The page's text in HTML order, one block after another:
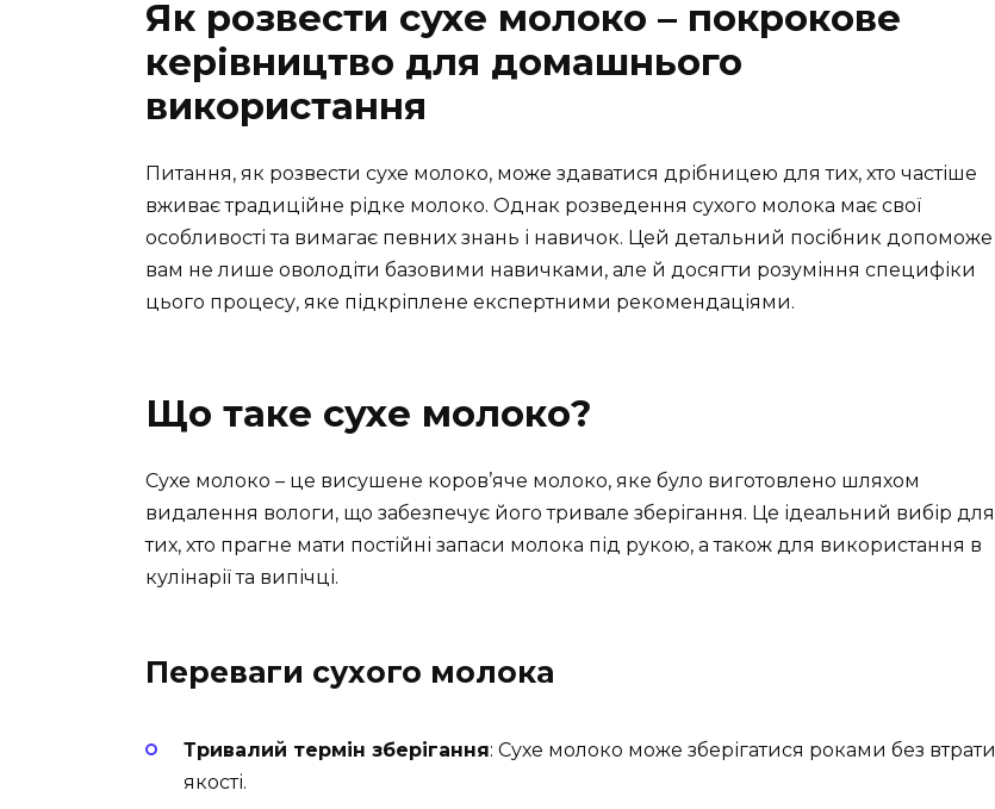
Як розвести сухе молоко – покрокове
керівництво для домашнього
використання
Питання, як розвести сухе молоко, може здаватися дрібницею для тих, хто частіше
вживає традиційне рідке молоко. Однак розведення сухого молока має свої
особливості та вимагає певних знань і навичок. Цей детальний посібник допоможе
вам не лише оволодіти базовими навичками, але й досягти розуміння специфіки
цього процесу, яке підкріплене експертними рекомендаціями.
Що таке сухе молоко?
Сухе молоко – це висушене коров’яче молоко, яке було виготовлено шляхом
видалення вологи, що забезпечує його тривале зберігання. Це ідеальний вибір для
тих, хто прагне мати постійні запаси молока під рукою, а також для використання в
кулінарії та випічці.
Переваги сухого молока
Тривалий термін зберігання: Сухе молоко може зберігатися роками без втрати
якості.